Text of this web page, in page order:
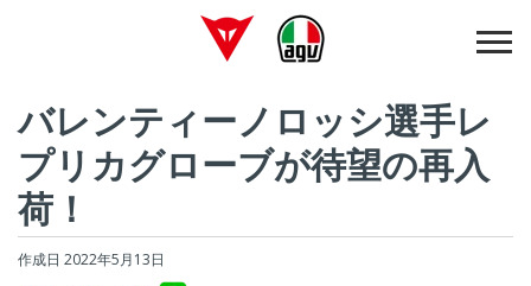
バレンティーノロッシ選手レ
プリカグローブが待望の再入
荷！
作成日 2022年5月13日